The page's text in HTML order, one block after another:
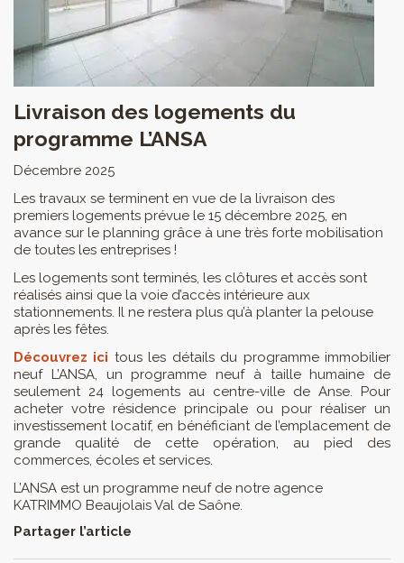
Livraison des logements du
programme L’ANSA
Décembre 2025
Les travaux se terminent en vue de la livraison des
premiers logements prévue le 15 décembre 2025, en
avance sur le planning grâce à une très forte mobilisation
de toutes les entreprises !
Les logements sont terminés, les clôtures et accès sont
réalisés ainsi que la voie d’accès intérieure aux
stationnements. Il ne restera plus qu’à planter la pelouse
après les fêtes.
Découvrez ici tous les détails du programme immobilier
neuf L’ANSA, un programme neuf à taille humaine de
seulement 24 logements au centre-ville de Anse. Pour
acheter votre résidence principale ou pour réaliser un
investissement locatif, en bénéficiant de l’emplacement de
grande qualité de cette opération, au pied des
commerces, écoles et services.
L’ANSA est un programme neuf de notre agence
KATRIMMO Beaujolais Val de Saône.
Partager l’article